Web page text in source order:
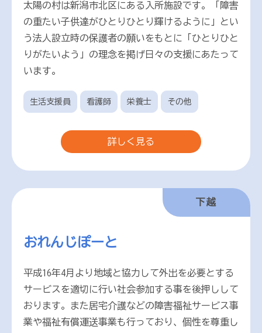
太陽の村は新潟市北区にある入所施設です。「障害
の重たい子供達がひとりひとり輝けるように」とい
う法人設立時の保護者の願いをもとに「ひとりひと
りがたいよう」の理念を掲げ日々の支援にあたって
います。
生活支援員 看護師 栄養士 その他
詳しく見る
おれんじぽーと
下越
平成16年4月より地域と協力して外出を必要とする
サービスを適切に行い社会参加する事を後押しして
おります。また居宅介護などの障害福祉サービス事
業や福祉有償運送事業も行っており、個性を尊重し